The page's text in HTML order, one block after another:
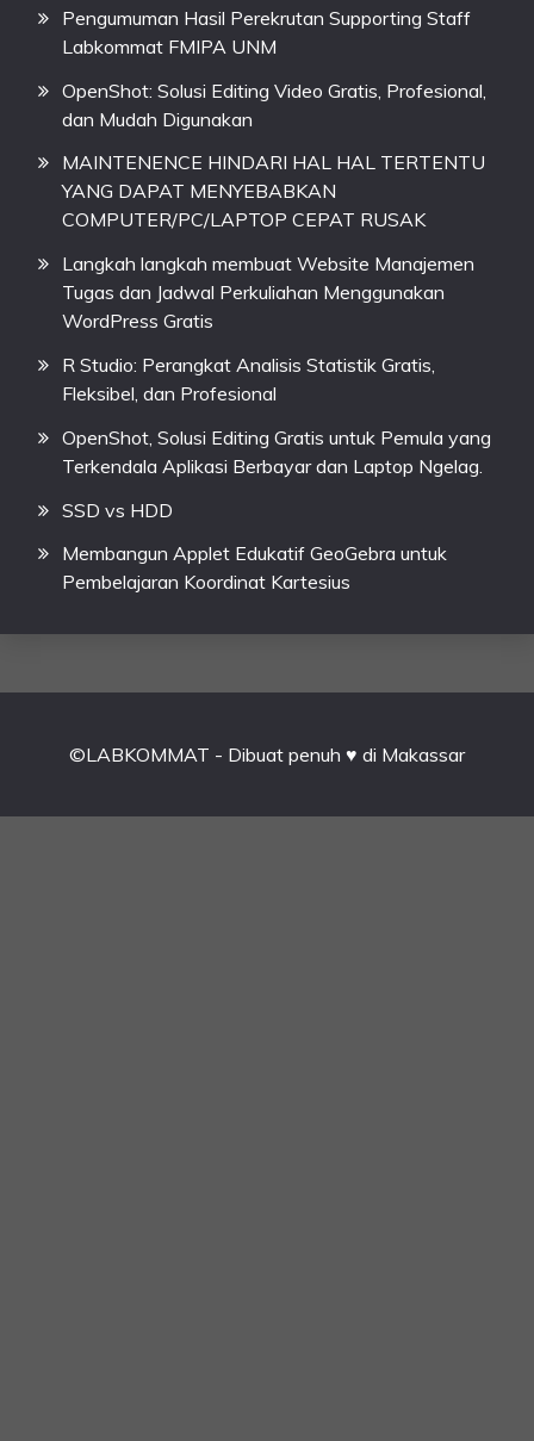
Pengumuman Hasil Perekrutan Supporting Staff
Labkommat FMIPA UNM
OpenShot: Solusi Editing Video Gratis, Profesional,
dan Mudah Digunakan
MAINTENENCE HINDARI HAL HAL TERTENTU
YANG DAPAT MENYEBABKAN
COMPUTER/PC/LAPTOP CEPAT RUSAK
Langkah langkah membuat Website Manajemen
Tugas dan Jadwal Perkuliahan Menggunakan
WordPress Gratis
R Studio: Perangkat Analisis Statistik Gratis,
Fleksibel, dan Profesional
OpenShot, Solusi Editing Gratis untuk Pemula yang
Terkendala Aplikasi Berbayar dan Laptop Ngelag.
SSD vs HDD
Membangun Applet Edukatif GeoGebra untuk
Pembelajaran Koordinat Kartesius
©LABKOMMAT - Dibuat penuh ♥ di Makassar